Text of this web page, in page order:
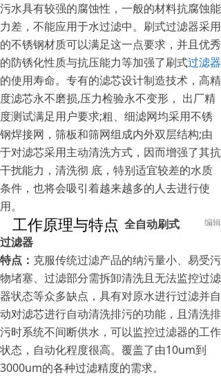
污水具有较强的腐蚀性，一般的材料抗腐蚀能
力差，不能应用于水过滤中。刷式过滤器采用
的不锈钢材质可以满足这一点要求，并且优秀
的防锈化性质与抗压能力等加强了刷式过滤器
的使用寿命。专有的滤芯设计制造技术，高精
度滤芯永不磨损,压力检验永不变形， 出厂精
度测试满足用户要求;粗、细滤网均采用不锈
钢焊接网，筛板和筛网组成内外双层结构;由
于对滤芯采用主动清洗方式，因而增强了其抗
干扰能力，清洗彻 底，特别适宜较差的水质
条件，也将会吸引着越来越多的人去进行使
用。
工作原理与特点 编辑
全自动刷式
过滤器
特点： 克服传统过滤产品的纳污量小、易受污
物堵塞、过滤部分需拆卸清洗且无法监控过滤
器状态等众多缺点，具有对原水进行过滤并自
动对滤芯进行自动清洗排污的功能，且清洗排
污时系统不间断供水，可以监控过滤器的工作
状态，自动化程度很高。覆盖了由10um到
3000um的各种过滤精度的需求。